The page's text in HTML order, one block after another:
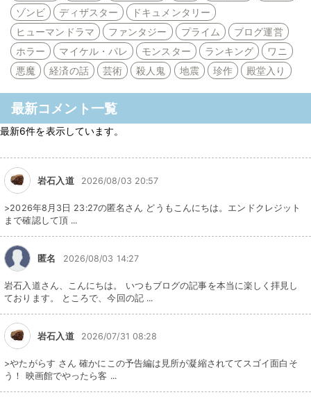
ゾンビ
ディザスター
ドキュメンタリー
ヒューマンドラマ
ファンタジー プライム
ブログ運営
ホラー
マイケル・パレ モンスター ランキング
ワニ
悪魔
経済の話 芸術 殺人鬼 地震 珍作 殿堂入り
最新コメント一覧
最新6件を表示しています。
岩石入道 2026/08/03 20:57
>2026年8月3日 23:27の匿名さん どうもこんにちは。エンドクレジット
まで確認して頂 ...
匿名 2026/08/03 14:27
岩石入道さん、こんにちは。 いつもブログの記事を本当に楽しく拝見し
ております。 ところで、今回の記 ...
岩石入道 2026/07/31 08:28
>やたがらす さん 確かにこの予告編は見所が凝縮されててスゴイ面白そ
う！ 映画館でやったら客 ...